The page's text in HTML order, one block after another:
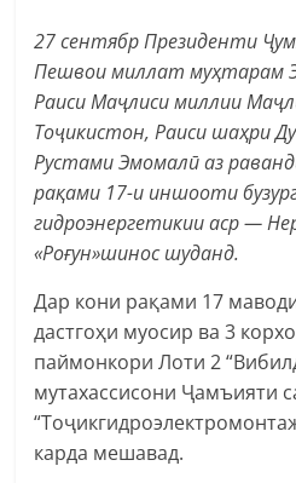
27 сентябр Президенти
Пешвои миллат муҳтарам
Раиси Маҷлиси миллии
Тоҷикистон, Раиси шаҳри
Рустами Эмомалӣ аз
рақами 17-и иншооти
гидроэнергетикии аср —
«Роғун»шинос шуданд.
Дар кони рақами 17
дастгоҳи муосир ва 3
паймонкори Лоти 2
мутахассисони Ҷамъияти
карда мешавад.